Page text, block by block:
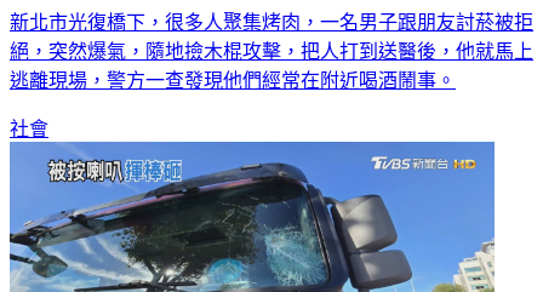
新北市光復橋下，很多人聚集烤肉，一名男子跟朋友討菸被拒
絕，突然爆氣，隨地撿木棍攻擊，把人打到送醫後，他就馬上
逃離現場，警方一查發現他們經常在附近喝酒鬧事。
社會